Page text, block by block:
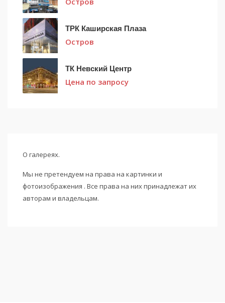
ТРК Каширская Плаза
Остров
ТК Невский Центр
Цена по запросу
О галереях.
Мы не претендуем на права на картинки и
фотоизображения . Все права на них принадлежат их
авторам и владельцам.